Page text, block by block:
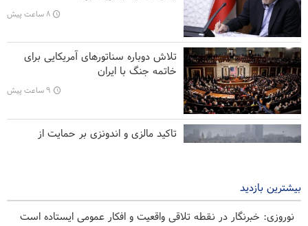
تفسیر | توانمندی‌های جدید موشک بالستیک خیبرشکن
وزیر دفاع پاکستان: اتحاد کشور‌های اسلامی علیه رژیم صهیونیستی
ضروری است
۸ ساعت پیش
تلاش دوباره سناتورهای آمریکایی برای
خاتمه جنگ با ایران
۹ ساعت پیش
تاکید مالزی و اندونزی بر حمایت از
بیشترین بازدید
نوروزی: خبرنگار در نقطه تلاقی واقعیت و افکار عمومی ایستاده است